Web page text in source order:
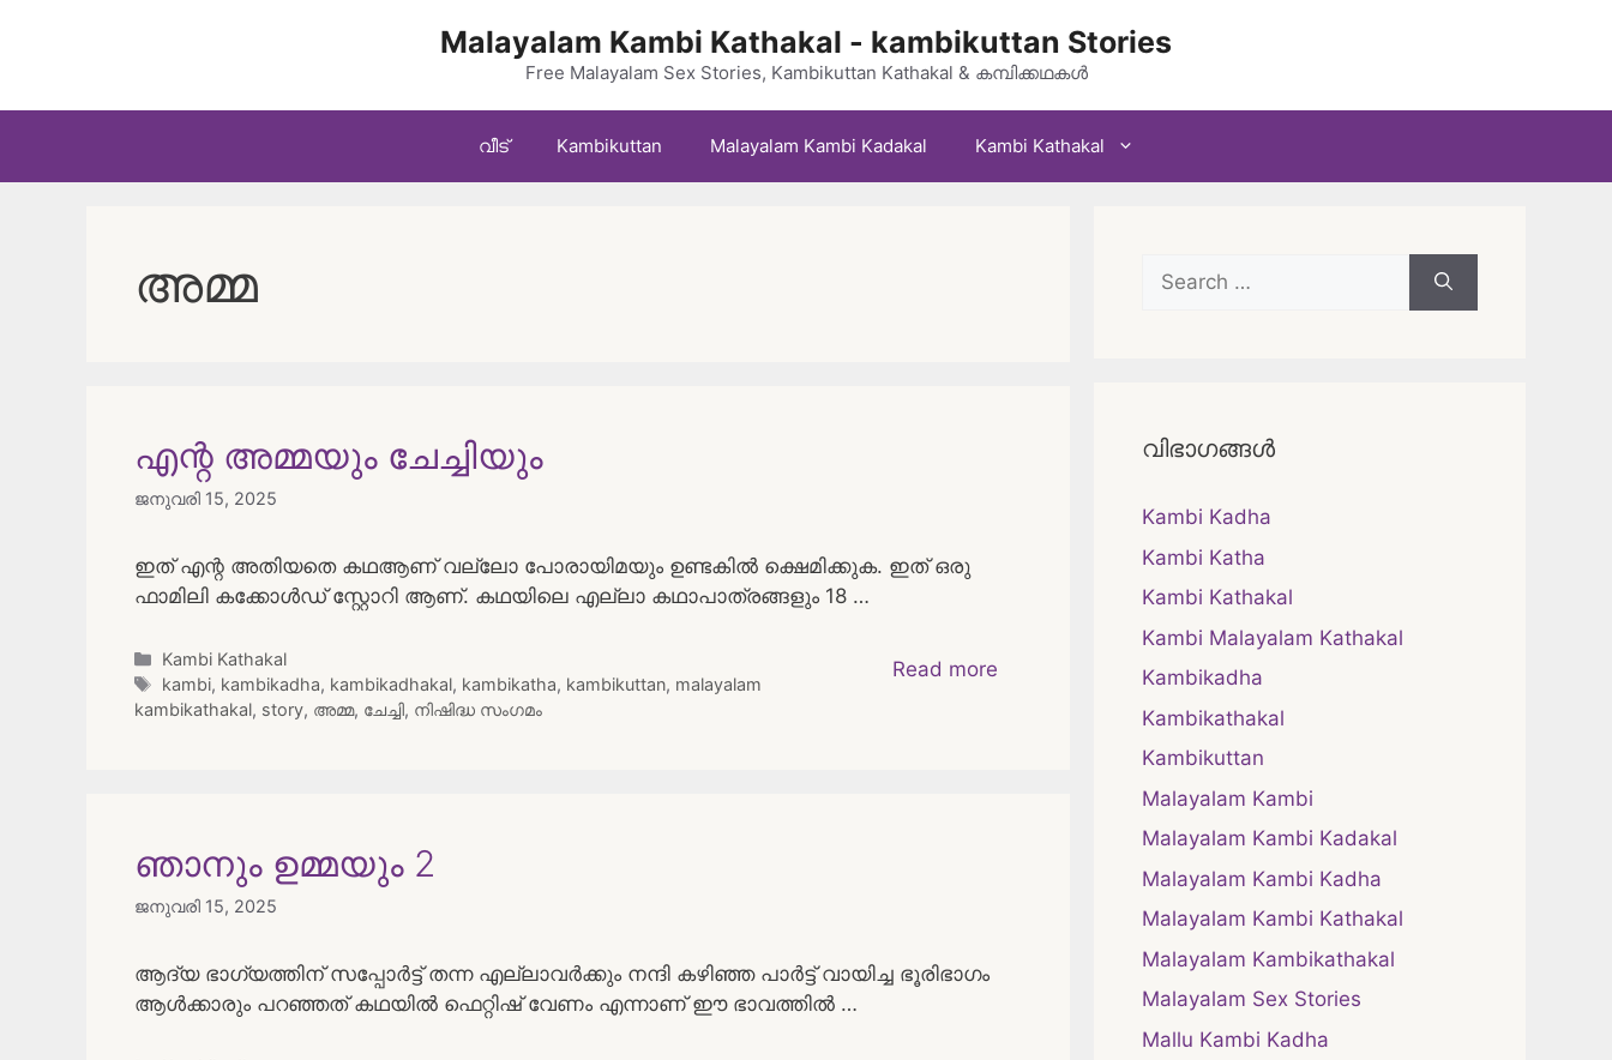
Malayalam Kambi Kathakal - kambikuttan Stories
Free Malayalam Sex Stories, Kambikuttan Kathakal & കമ്പിക്കഥകൾ
വീട് Kambikuttan Malayalam Kambi Kadakal Kambi Kathakal
അമ്മ
എന്റ അമ്മയും ചേച്ചിയും
ജനുവരി 15, 2025
ഇത് എന്റ അതിയതെ കഥആണ് വല്ലോ പോരായിമയും ഉണ്ടകിൽ ക്ഷെമിക്കുക. ഇത് ഒരു
ഫാമിലി കക്കോൾഡ് സ്റ്റോറി ആണ്. കഥയിലെ എല്ലാ കഥാപാത്രങ്ങളും 18 …
Read more
Categories
Kambi Kathakal
Tags
kambi, kambikadha, kambikadhakal, kambikatha, kambikuttan, malayalam
kambikathakal, story, അമ്മ, ചേച്ചി, നിഷിദ്ധ സംഗമം
ഞാനും ഉമ്മയും 2
ജനുവരി 15, 2025
ആദ്യ ഭാഗ്യത്തിന് സപ്പോർട്ട് തന്ന എല്ലാവർക്കും നന്ദി കഴിഞ്ഞ പാർട്ട്‌ വായിച്ച ഭൂരിഭാഗം
ആൾക്കാരും പറഞ്ഞത് കഥയിൽ ഫെറ്റിഷ് വേണം എന്നാണ് ഈ ഭാവത്തിൽ …
Search
for:
വിഭാഗങ്ങൾ
Kambi Kadha
Kambi Katha
Kambi Kathakal
Kambi Malayalam Kathakal
Kambikadha
Kambikathakal
Kambikuttan
Malayalam Kambi
Malayalam Kambi Kadakal
Malayalam Kambi Kadha
Malayalam Kambi Kathakal
Malayalam Kambikathakal
Malayalam Sex Stories
Mallu Kambi Kadha